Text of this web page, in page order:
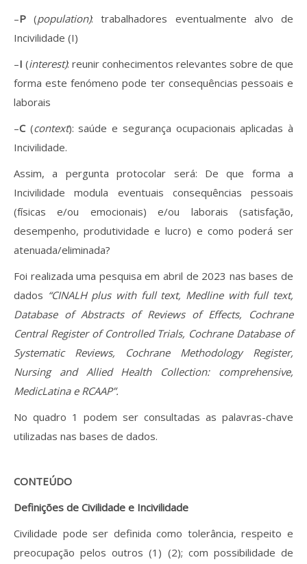
–P (population): trabalhadores eventualmente alvo de
Incivilidade (I)
–I (interest): reunir conhecimentos relevantes sobre de que
forma este fenómeno pode ter consequências pessoais e
laborais
–C(context): saúde e segurança ocupacionais aplicadas à
Incivilidade.
Assim, a pergunta protocolar será: De que forma a
Incivilidade modula eventuais consequências pessoais
(físicas e/ou emocionais) e/ou laborais (satisfação,
desempenho, produtividade e lucro) e como poderá ser
atenuada/eliminada?
Foi realizada uma pesquisa em abril de 2023 nas bases de
dados “CINALH plus with full text, Medline with full text,
Database of Abstracts of Reviews of Effects, Cochrane
Central Register of Controlled Trials, Cochrane Database of
Systematic Reviews, Cochrane Methodology Register,
Nursing and Allied Health Collection: comprehensive,
MedicLatina e RCAAP”.
No quadro 1 podem ser consultadas as palavras-chave
utilizadas nas bases de dados.
CONTEÚDO
Definições de Civilidade e Incivilidade
Civilidade pode ser definida como tolerância, respeito e
preocupação pelos outros (1) (2); com possibilidade de